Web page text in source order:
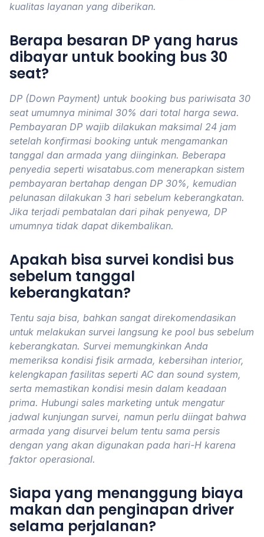
kualitas layanan yang diberikan.
Berapa besaran DP yang harus
dibayar untuk booking bus 30
seat?
DP (Down Payment) untuk booking bus pariwisata 30
seat umumnya minimal 30% dari total harga sewa.
Pembayaran DP wajib dilakukan maksimal 24 jam
setelah konfirmasi booking untuk mengamankan
tanggal dan armada yang diinginkan. Beberapa
penyedia seperti wisatabus.com menerapkan sistem
pembayaran bertahap dengan DP 30%, kemudian
pelunasan dilakukan 3 hari sebelum keberangkatan.
Jika terjadi pembatalan dari pihak penyewa, DP
umumnya tidak dapat dikembalikan.
Apakah bisa survei kondisi bus
sebelum tanggal
keberangkatan?
Tentu saja bisa, bahkan sangat direkomendasikan
untuk melakukan survei langsung ke pool bus sebelum
keberangkatan. Survei memungkinkan Anda
memeriksa kondisi fisik armada, kebersihan interior,
kelengkapan fasilitas seperti AC dan sound system,
serta memastikan kondisi mesin dalam keadaan
prima. Hubungi sales marketing untuk mengatur
jadwal kunjungan survei, namun perlu diingat bahwa
armada yang disurvei belum tentu sama persis
dengan yang akan digunakan pada hari-H karena
faktor operasional.
Siapa yang menanggung biaya
makan dan penginapan driver
selama perjalanan?